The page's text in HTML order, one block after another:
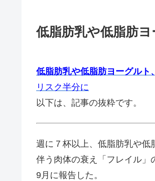
低脂肪乳や低脂肪
低脂肪乳や低脂肪ヨーグルト
リスク半分に
以下は、記事の抜粋です。
週に７杯以上、低脂肪乳や低
伴う肉体の衰え「フレイル」
9月に報告した。